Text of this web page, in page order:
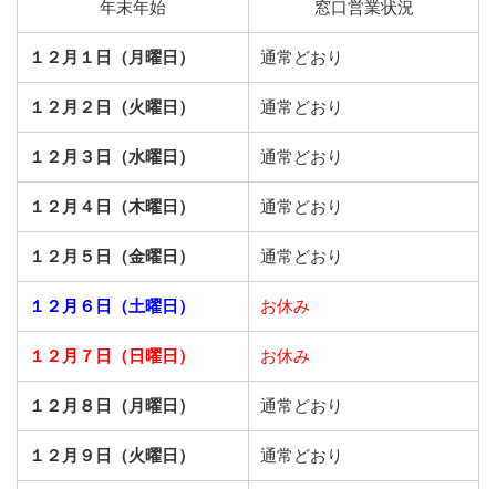
年末年始 窓口営業状況
１２月１日（月曜日） 通常どおり
１２月２日（火曜日） 通常どおり
１２月３日（水曜日） 通常どおり
１２月４日（木曜日） 通常どおり
１２月５日（金曜日） 通常どおり
１２月６日（土曜日） お休み
１２月７日（日曜日） お休み
１２月８日（月曜日） 通常どおり
１２月９日（火曜日） 通常どおり